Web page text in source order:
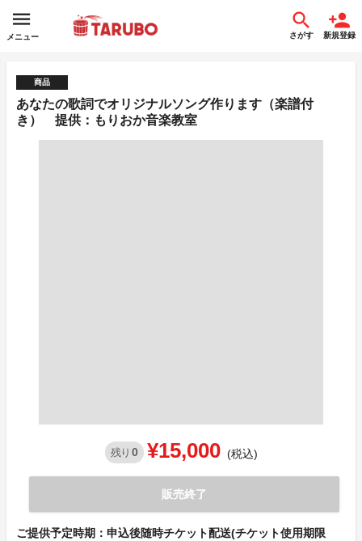
メニュー さがす 新規登録
商品
あなたの歌詞でオリジナルソング作ります（楽譜付
き） 提供：もりおか音楽教室
残り 0 ¥15,000 (税込)
販売終了
ご提供予定時期：申込後随時チケット配送(チケット使用期限